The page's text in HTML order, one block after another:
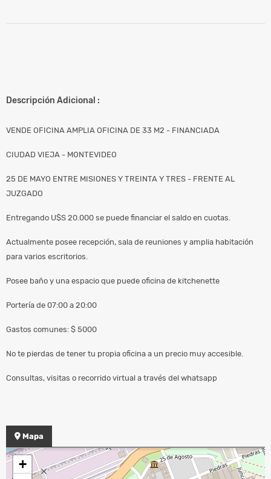
Descripción Adicional :
VENDE OFICINA AMPLIA OFICINA DE 33 M2 - FINANCIADA
CIUDAD VIEJA - MONTEVIDEO
25 DE MAYO ENTRE MISIONES Y TREINTA Y TRES - FRENTE AL
JUZGADO
Entregando U$S 20.000 se puede financiar el saldo en cuotas.
Actualmente posee recepción, sala de reuniones y amplia habitación
para varios escritorios.
Posee baño y una espacio que puede oficina de kitchenette
Portería de 07:00 a 20:00
Gastos comunes: $ 5000
No te pierdas de tener tu propia oficina a un precio muy accesible.
Consultas, visitas o recorrido virtual a través del whatsapp
Mapa
+